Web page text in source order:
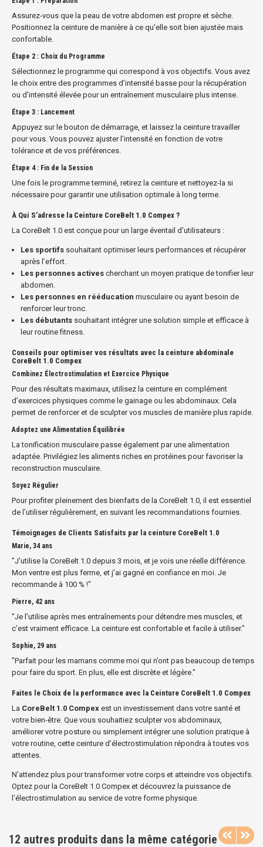
Assurez-vous que la peau de votre abdomen est propre et sèche.
Positionnez la ceinture de manière à ce qu’elle soit bien ajustée mais
confortable.
Étape 2 : Choix du Programme
Sélectionnez le programme qui correspond à vos objectifs. Vous avez
le choix entre des programmes d’intensité basse pour la récupération
ou d’intensité élevée pour un entraînement musculaire plus intense.
Étape 3 : Lancement
Appuyez sur le bouton de démarrage, et laissez la ceinture travailler
pour vous. Vous pouvez ajuster l’intensité en fonction de votre
tolérance et de vos préférences.
Étape 4 : Fin de la Session
Une fois le programme terminé, retirez la ceinture et nettoyez-la si
nécessaire pour garantir une utilisation optimale à long terme.
À Qui S’adresse la Ceinture CoreBelt 1.0 Compex ?
La CoreBelt 1.0 est conçue pour un large éventail d’utilisateurs :
Les sportifs souhaitant optimiser leurs performances et récupérer
après l’effort.
Les personnes actives cherchant un moyen pratique de tonifier leur
abdomen.
Les personnes en rééducation musculaire ou ayant besoin de
renforcer leur tronc.
Les débutants souhaitant intégrer une solution simple et efficace à
leur routine fitness.
Conseils pour optimiser vos résultats avec la ceinture abdominale
CoreBelt 1.0 Compex
Combinez Électrostimulation et Exercice Physique
Pour des résultats maximaux, utilisez la ceinture en complément
d’exercices physiques comme le gainage ou les abdominaux. Cela
permet de renforcer et de sculpter vos muscles de manière plus rapide.
Adoptez une Alimentation Équilibrée
La tonification musculaire passe également par une alimentation
adaptée. Privilégiez les aliments riches en protéines pour favoriser la
reconstruction musculaire.
Soyez Régulier
Pour profiter pleinement des bienfaits de la CoreBelt 1.0, il est essentiel
de l’utiliser régulièrement, en suivant les recommandations fournies.
Témoignages de Clients Satisfaits par la ceinture CoreBelt 1.0
Marie, 34 ans
"J'utilise la CoreBelt 1.0 depuis 3 mois, et je vois une réelle différence.
Mon ventre est plus ferme, et j’ai gagné en confiance en moi. Je
recommande à 100 % !"
Pierre, 42 ans
"Je l’utilise après mes entraînements pour détendre mes muscles, et
c’est vraiment efficace. La ceinture est confortable et facile à utiliser."
Sophie, 29 ans
"Parfait pour les mamans comme moi qui n’ont pas beaucoup de temps
pour faire du sport. En plus, elle est discrète et légère."
Faites le Choix de la performance avec la Ceinture CoreBelt 1.0 Compex
La CoreBelt 1.0 Compex est un investissement dans votre santé et
votre bien-être. Que vous souhaitiez sculpter vos abdominaux,
améliorer votre posture ou simplement intégrer une solution pratique à
votre routine, cette ceinture d’électrostimulation répondra à toutes vos
attentes.
N’attendez plus pour transformer votre corps et atteindre vos objectifs.
Optez pour la CoreBelt 1.0 Compex et découvrez la puissance de
l’électrostimulation au service de votre forme physique.
12 autres produits dans la même catégorie